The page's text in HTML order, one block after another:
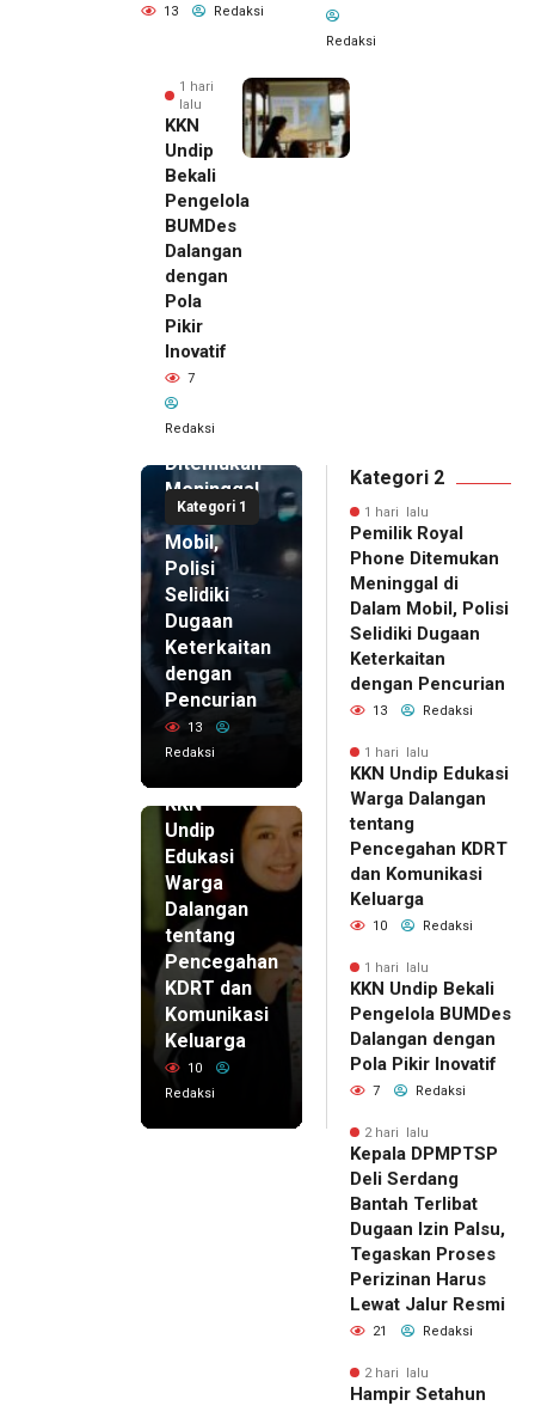
13 Redaksi
Redaksi
1 hari
lalu
KKN
Undip
Bekali
Pengelola
BUMDes
Dalangan
dengan
Pola
Pikir
Inovatif
7
Redaksi
Kategori 1
1 hari lalu
Pemilik
Royal
Phone
Ditemukan
Meninggal
di Dalam
Mobil,
Polisi
Selidiki
Dugaan
Keterkaitan
dengan
Pencurian
13
Redaksi
KKN
Undip
Edukasi
Warga
Dalangan
tentang
Pencegahan
KDRT dan
Komunikasi
Keluarga
10
Redaksi
Kategori 2
1 hari lalu
Pemilik Royal
Phone Ditemukan
Meninggal di
Dalam Mobil, Polisi
Selidiki Dugaan
Keterkaitan
dengan Pencurian
13 Redaksi
1 hari lalu
KKN Undip Edukasi
Warga Dalangan
tentang
Pencegahan KDRT
dan Komunikasi
Keluarga
10 Redaksi
1 hari lalu
KKN Undip Bekali
Pengelola BUMDes
Dalangan dengan
Pola Pikir Inovatif
7 Redaksi
2 hari lalu
Kepala DPMPTSP
Deli Serdang
Bantah Terlibat
Dugaan Izin Palsu,
Tegaskan Proses
Perizinan Harus
Lewat Jalur Resmi
21 Redaksi
2 hari lalu
Hampir Setahun